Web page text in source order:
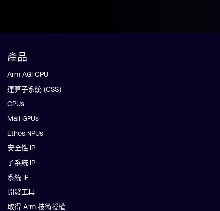
產品
Arm AGI CPU
運算子系統 (CSS)
CPUs
Mali GPUs
Ethos NPUs
安全性 IP
子系統 IP
系統 IP
開發工具
取得 Arm 技術授權